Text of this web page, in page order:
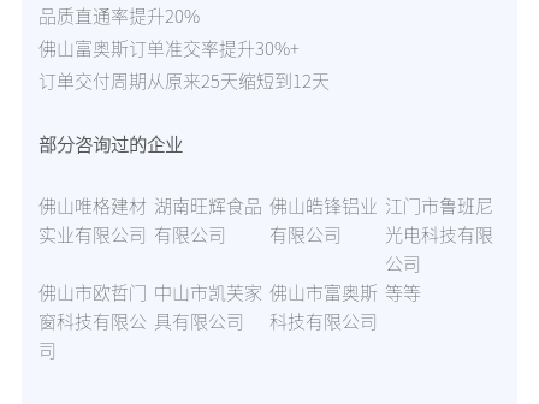
品质直通率提升20%
佛山富奥斯订单准交率提升30%+
订单交付周期从原来25天缩短到12天
部分咨询过的企业
佛山唯格建材
实业有限公司
湖南旺辉食品
有限公司
佛山皓锋铝业
有限公司
江门市鲁班尼
光电科技有限
公司
佛山市欧哲门
窗科技有限公
司
中山市凯芙家
具有限公司
佛山市富奥斯
科技有限公司
等等